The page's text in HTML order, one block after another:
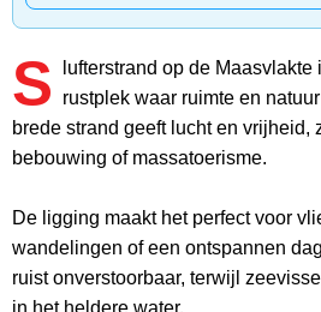
S
lufterstrand op de Maasvlakte
rustplek waar ruimte en
brede strand geeft lucht en vrijheid,
bebouwing of massatoerisme.
De ligging maakt het perfect voor
wandelingen of een ontspannen
ruist onverstoorbaar, terwijl